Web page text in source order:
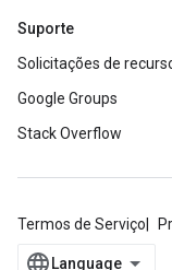
Suporte
Solicitações de
Google Groups
Stack Overflow
Termos de Serviço